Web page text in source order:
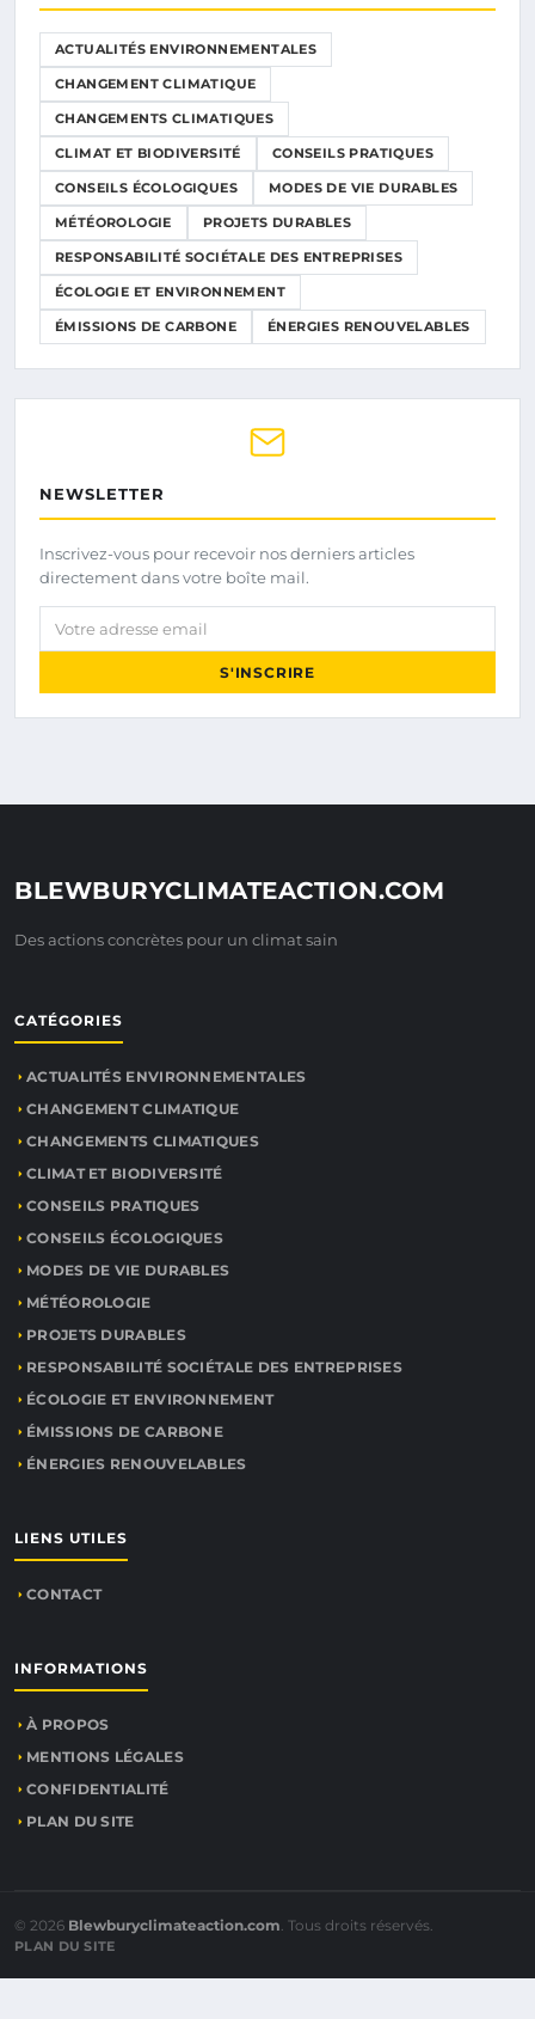
ACTUALITÉS ENVIRONNEMENTALES
CHANGEMENT CLIMATIQUE
CHANGEMENTS CLIMATIQUES
CLIMAT ET BIODIVERSITÉ CONSEILS PRATIQUES
CONSEILS ÉCOLOGIQUES MODES DE VIE DURABLES
MÉTÉOROLOGIE PROJETS DURABLES
RESPONSABILITÉ SOCIÉTALE DES ENTREPRISES
ÉCOLOGIE ET ENVIRONNEMENT
ÉMISSIONS DE CARBONE ÉNERGIES RENOUVELABLES
NEWSLETTER
Inscrivez-vous pour recevoir nos derniers articles
directement dans votre boîte mail.
Votre adresse email
S'INSCRIRE
BLEWBURYCLIMATEACTION.COM
Des actions concrètes pour un climat sain
CATÉGORIES
ACTUALITÉS ENVIRONNEMENTALES
CHANGEMENT CLIMATIQUE
CHANGEMENTS CLIMATIQUES
CLIMAT ET BIODIVERSITÉ
CONSEILS PRATIQUES
CONSEILS ÉCOLOGIQUES
MODES DE VIE DURABLES
MÉTÉOROLOGIE
PROJETS DURABLES
RESPONSABILITÉ SOCIÉTALE DES ENTREPRISES
ÉCOLOGIE ET ENVIRONNEMENT
ÉMISSIONS DE CARBONE
ÉNERGIES RENOUVELABLES
LIENS UTILES
CONTACT
INFORMATIONS
À PROPOS
MENTIONS LÉGALES
CONFIDENTIALITÉ
PLAN DU SITE
© 2026 Blewburyclimateaction.com. Tous droits réservés.
PLAN DU SITE